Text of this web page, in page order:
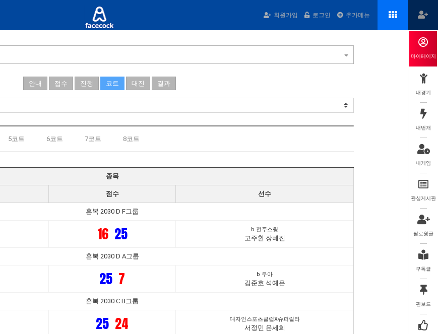
회원가입 로그인 추가메뉴
안내 접수 진행 코트 대진 결과
5코트 6코트 7코트 8코트
종목
점수 선수
혼복 2030 D F그룹
16 25 b 전주스윙
고주환 장혜진
혼복 2030 D A그룹
25 7 b 우아
김준호 석예은
혼복 2030 C B그룹
25 24 대자인스포츠클럽X슈퍼릴라
서정민 윤세희
마이페이지
내경기
내번개
내게임
관심게시판
팔로윙글
구독글
핀보드